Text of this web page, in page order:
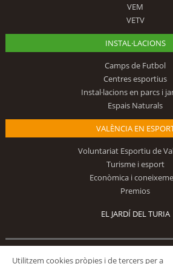
VEM
VETV
INSTAL·LACIONS
Camps de Futbol
Centres esportius
Instal·lacions en parcs i
Espais Naturals
VALÈNCIA EN
Voluntariat Esportiu de
Turisme i esport
Econòmica i
Premios
EL JARDÍ DEL TURIA
Utilitzem cookies pròpies i de tercers per a